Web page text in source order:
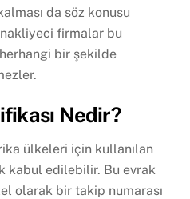
da söz konusu
firmalar bu
bir şekilde
Nedir?
ülkeleri için kullanılan
kabul edilebilir. Bu evrak
olarak bir takip numarası